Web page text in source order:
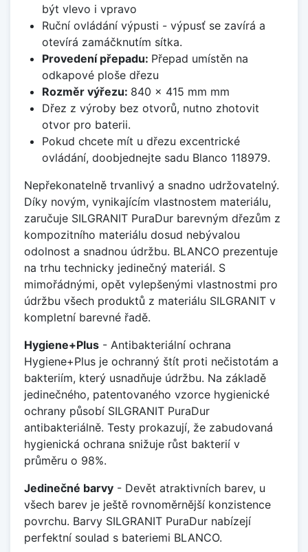
být vlevo i vpravo
Ruční ovládání výpusti - výpusť se zavírá a
otevírá zamáčknutím sítka.
Provedení přepadu: Přepad umístěn na
odkapové ploše dřezu
Rozměr výřezu: 840 x 415 mm mm
Dřez z výroby bez otvorů, nutno zhotovit
otvor pro baterii.
Pokud chcete mít u dřezu excentrické
ovládání, doobjednejte sadu Blanco 118979.
Nepřekonatelně trvanlivý a snadno udržovatelný.
Díky novým, vynikajícím vlastnostem materiálu,
zaručuje SILGRANIT PuraDur barevným dřezům z
kompozitního materiálu dosud nebývalou
odolnost a snadnou údržbu. BLANCO prezentuje
na trhu technicky jedinečný materiál. S
mimořádnými, opět vylepšenými vlastnostmi pro
údržbu všech produktů z materiálu SILGRANIT v
kompletní barevné řadě.
Hygiene+Plus - Antibakteriální ochrana
Hygiene+Plus je ochranný štít proti nečistotám a
bakteriím, který usnadňuje údržbu. Na základě
jedinečného, patentovaného vzorce hygienické
ochrany působí SILGRANIT PuraDur
antibakteriálně. Testy prokazují, že zabudovaná
hygienická ochrana snižuje růst bakterií v
průměru o 98%.
Jedinečné barvy - Devět atraktivních barev, u
všech barev je ještě rovnoměrnější konzistence
povrchu. Barvy SILGRANIT PuraDur nabízejí
perfektní soulad s bateriemi BLANCO.